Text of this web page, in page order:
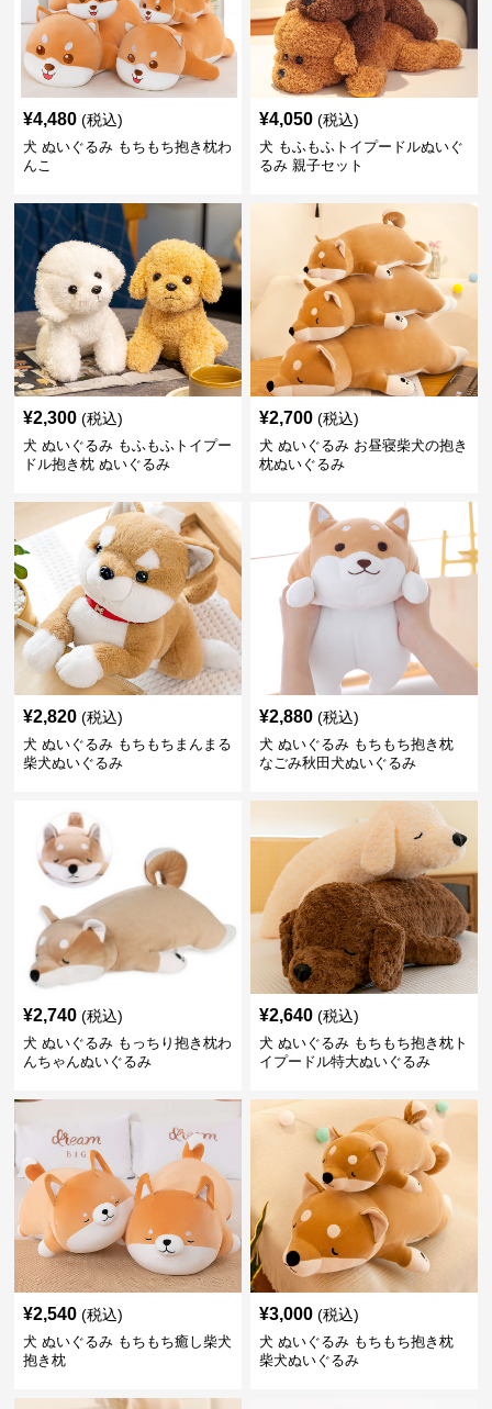
¥4,480 (税込)
犬 ぬいぐるみ もちもち抱き枕わ
んこ
¥4,050 (税込)
犬 もふもふトイプードルぬいぐ
るみ 親子セット
¥2,300 (税込)
犬 ぬいぐるみ もふもふトイプー
ドル抱き枕 ぬいぐるみ
¥2,700 (税込)
犬 ぬいぐるみ お昼寝柴犬の抱き
枕ぬいぐるみ
¥2,820 (税込)
犬 ぬいぐるみ もちもちまんまる
柴犬ぬいぐるみ
¥2,880 (税込)
犬 ぬいぐるみ もちもち抱き枕
なごみ秋田犬ぬいぐるみ
¥2,740 (税込)
犬 ぬいぐるみ もっちり抱き枕わ
んちゃんぬいぐるみ
¥2,640 (税込)
犬 ぬいぐるみ もちもち抱き枕ト
イプードル特大ぬいぐるみ
¥2,540 (税込)
犬 ぬいぐるみ もちもち癒し柴犬
抱き枕
¥3,000 (税込)
犬 ぬいぐるみ もちもち抱き枕
柴犬ぬいぐるみ